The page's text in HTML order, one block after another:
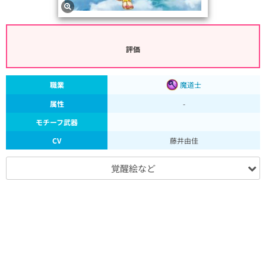
評価
職業
魔道士
属性
-
モチーフ武器
CV
藤井由佳
覚醒絵など